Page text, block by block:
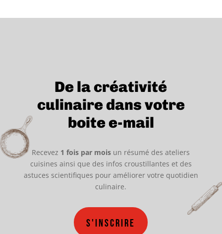
De la créativité
culinaire dans votre
boite e-mail
Recevez 1 fois par mois un résumé des ateliers
cuisines ainsi que des infos croustillantes et des
astuces scientifiques pour améliorer votre quotidien
culinaire.
S'inscrire